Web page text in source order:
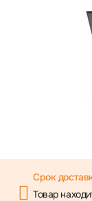
Срок
Товар